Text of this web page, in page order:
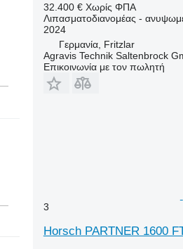
32.400 € Χωρίς ΦΠΑ
Λιπασματοδιανομέας -
2024
Γερμανία, Fritzlar
Agravis Technik Saltenbrock
Επικοινωνία με τον πωλητή
3
Horsch PARTNER 1600